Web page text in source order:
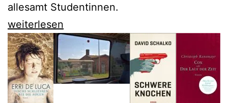
allesamt Studentinnen.
Sören
Bollmann
schockt
mit
einem
weiterlesen